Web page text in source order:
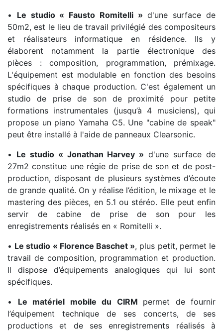
• Le studio « Fausto Romitelli » d'une surface de
50m2, est le lieu de travail privilégié des compositeurs
et réalisateurs informatique en résidence. Ils y
élaborent notamment la partie électronique des
pièces : composition, programmation, prémixage.
L'équipement est modulable en fonction des besoins
spécifiques à chaque production. C'est également un
studio de prise de son de proximité pour petite
formations instrumentales (jusqu’à 4 musiciens), qui
propose un piano Yamaha C5. Une "cabine de speak"
peut être installé à l'aide de panneaux Clearsonic.
• Le studio « Jonathan Harvey » d'une surface de
27m2 constitue une régie de prise de son et de post-
production, disposant de plusieurs systèmes d’écoute
de grande qualité. On y réalise l’édition, le mixage et le
mastering des pièces, en 5.1 ou stéréo. Elle peut enfin
servir de cabine de prise de son pour les
enregistrements réalisés en « Romitelli ».
• Le studio « Florence Baschet », plus petit, permet le
travail de composition, programmation et production.
Il dispose d’équipements analogiques qui lui sont
spécifiques.
• Le matériel mobile du CIRM permet de fournir
l’équipement technique de ses concerts, de ses
productions et de ses enregistrements réalisés à